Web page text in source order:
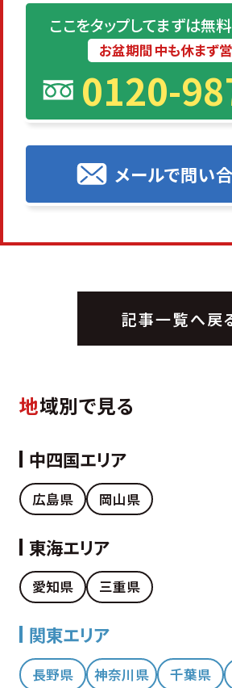
ここをタップしてまずは無
お盆期間中も休まず営
0120-
メールで問い
記事一覧へ戻
地域別で見る
中四国エリア
広島県 岡山県
東海エリア
愛知県 三重県
関東エリア
長野県 神奈川県 千葉県